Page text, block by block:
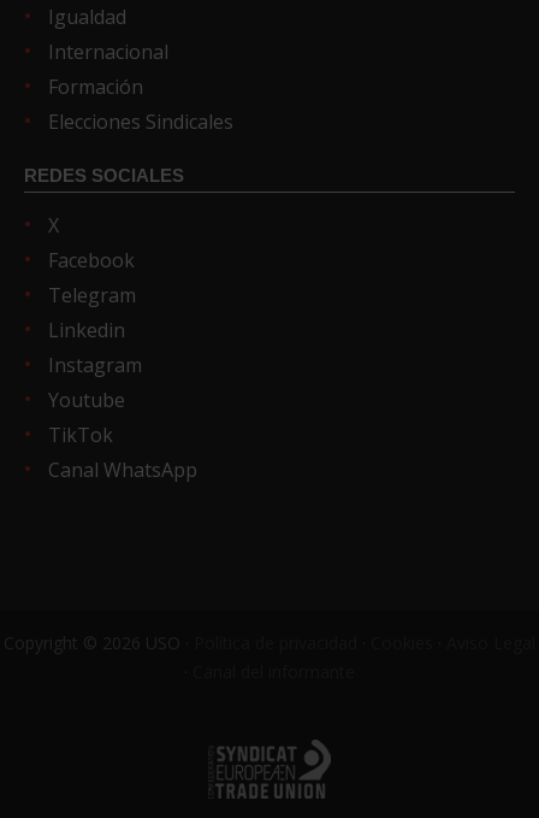
Igualdad
Internacional
Formación
Elecciones Sindicales
REDES SOCIALES
X
Facebook
Telegram
Linkedin
Instagram
Youtube
TikTok
Canal WhatsApp
Copyright © 2026 USO ·